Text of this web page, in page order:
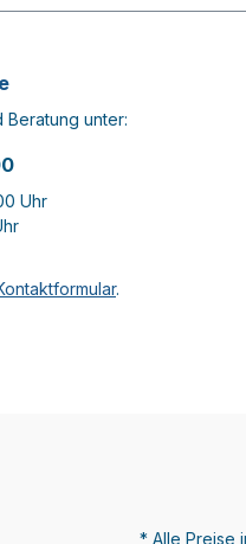
Beratung unter:
Uhr
.
* Alle Preise